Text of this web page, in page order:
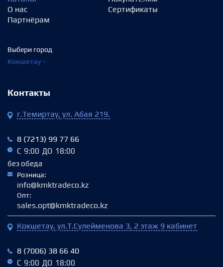
О нас
Партнёрам
Сертификаты
Выбери город
Кокшетау
Контакты
г.Темиртау, ул. Абая 219.
8 (7213) 99 77 66
С 9:00 ДО 18:00
без обеда
Розница:
info@kmktradeco.kz
Опт:
sales.opt@kmktradeco.kz
Кокшетау, ул.Т.Сулейменова 3, 2 этаж 9 кабинет
8 (7006) 38 66 40‬
С 9:00 ДО 18:00